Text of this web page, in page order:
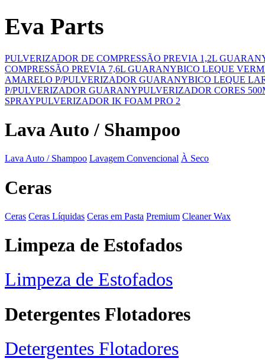
Eva Parts
PULVERIZADOR DE COMPRESSÃO PREVIA 1,2L
COMPRESSÃO PREVIA 7,6L GUARANYBICO LEQUE
AMARELO P/PULVERIZADOR GUARANYBICO LEQUE
P/PULVERIZADOR GUARANYPULVERIZADOR CORES
SPRAYPULVERIZADOR IK FOAM PRO 2
Lava Auto / Shampoo
Lava Auto / Shampoo Lavagem Convencional À Seco
Ceras
Ceras Ceras Líquidas Ceras em Pasta Premium Cleaner Wax
Limpeza de Estofados
Limpeza de Estofados
Detergentes Flotadores
Detergentes Flotadores